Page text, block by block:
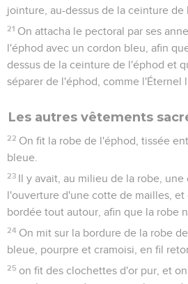
jointure, au-dessus de la ceinture de
21 On attacha le pectoral par ses
l'éphod avec un cordon bleu, afin
dessus de la ceinture de l'éphod et
séparer de l'éphod, comme l'Éternel
Les autres vêtements
22 On fit la robe de l'éphod, tissée
bleue.
23 Il y avait, au milieu de la robe,
l'ouverture d'une cotte de mailles,
bordée tout autour, afin que la robe
24 On mit sur la bordure de la robe
bleue, pourpre et cramoisi, en fil
25 on fit des clochettes d'or pur, et